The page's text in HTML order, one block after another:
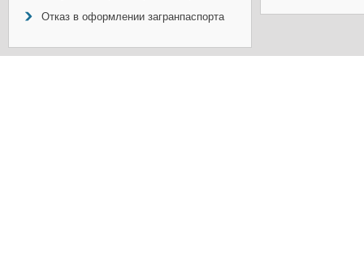
Отказ в оформлении загранпаспорта